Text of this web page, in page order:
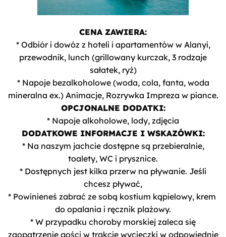
CENA ZAWIERA:
* Odbiór i dowóz z hoteli i apartamentów w Alanyi,
przewodnik, lunch (grillowany kurczak, 3 rodzaje
sałatek, ryż)
* Napoje bezalkoholowe (woda, cola, fanta, woda
mineralna ex.) Animacje, Rozrywka Impreza w piance.
OPCJONALNE DODATKI:
* Napoje alkoholowe, lody, zdjęcia
DODATKOWE INFORMACJE I WSKAZÓWKI:
* Na naszym jachcie dostępne są przebieralnie,
toalety, WC i prysznice.
* Dostępnych jest kilka przerw na pływanie. Jeśli
chcesz pływać,
* Powinieneś zabrać ze sobą kostium kąpielowy, krem ​​​​
do opalania i ręcznik plażowy.
* W przypadku choroby morskiej zaleca się
zaopatrzenie gości w trakcie wycieczki w odpowiednie